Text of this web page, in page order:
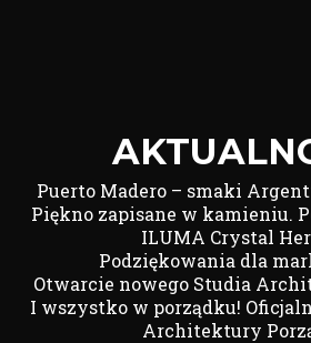
Puerto Madero – smaki
Piękno zapisane w kamieniu.
ILUMA Crystal
Podziękowania dla
Otwarcie nowego Studia
I wszystko w porządku!
Architektury